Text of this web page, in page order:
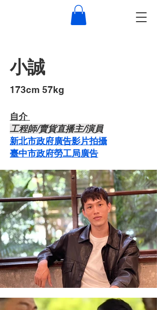
小誠
​173cm 57kg
自介 ​
​工程師/賣貨直播主/演員
新北市政府廣告影片拍攝
臺中市政府勞工局廣告